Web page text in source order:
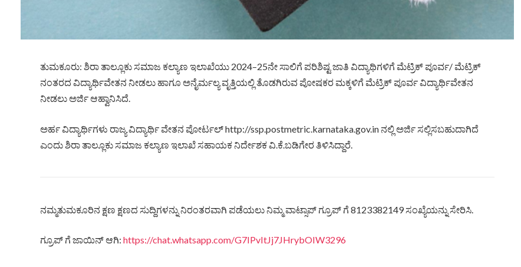
ತುಮಕೂರು: ಶಿರಾ ತಾಲ್ಲೂಕು ಸಮಾಜ ಕಲ್ಯಾಣ ಇಲಾಖೆಯು 2024–25ನೇ ಸಾಲಿಗೆ ಪರಿಶಿಷ್ಟ ಜಾತಿ ವಿದ್ಯಾಥಿಗಳಿಗೆ ಮೆಟ್ರಿಕ್ ಪೂರ್ವ/ ಮೆಟ್ರಿಕ್
ನಂತರದ ವಿದ್ಯಾರ್ಥಿವೇತನ ನೀಡಲು ಹಾಗೂ ಅನೈರ್ಮಲ್ಯ ವೃತ್ತಿಯಲ್ಲಿ ತೊಡಗಿರುವ ಪೋಷಕರ ಮಕ್ಕಳಿಗೆ ಮೆಟ್ರಿಕ್ ಪೂರ್ವ ವಿದ್ಯಾರ್ಥಿವೇತನ
ನೀಡಲು ಅರ್ಜಿ ಆಹ್ವಾನಿಸಿದೆ.
ಅರ್ಹ ವಿದ್ಯಾರ್ಥಿಗಳು ರಾಜ್ಯ ವಿದ್ಯಾರ್ಥಿ ವೇತನ ಪೋರ್ಟಲ್ http://ssp.postmetric.karnataka.gov.in ನಲ್ಲಿ ಅರ್ಜಿ ಸಲ್ಲಿಸಬಹುದಾಗಿದೆ
ಎಂದು ಶಿರಾ ತಾಲ್ಲೂಕು ಸಮಾಜ ಕಲ್ಯಾಣ ಇಲಾಖೆ ಸಹಾಯಕ ನಿರ್ದೇಶಕ ವಿ.ಕೆ.ಬಡಿಗೇರ ತಿಳಿಸಿದ್ದಾರೆ.
ನಮ್ಮತುಮಕೂರಿನ ಕ್ಷಣ ಕ್ಷಣದ ಸುದ್ದಿಗಳನ್ನು ನಿರಂತರವಾಗಿ ಪಡೆಯಲು ನಿಮ್ಮ ವಾಟ್ಸಾಪ್ ಗ್ರೂಪ್ ಗೆ 8123382149 ಸಂಖ್ಯೆಯನ್ನು ಸೇರಿಸಿ.
ಗ್ರೂಪ್ ಗೆ ಜಾಯಿನ್ ಆಗಿ: https://chat.whatsapp.com/G7IPvItJj7JHrybOIW3296